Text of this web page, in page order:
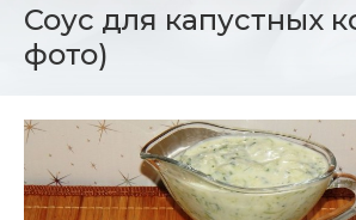
Соус для капустных
фото)